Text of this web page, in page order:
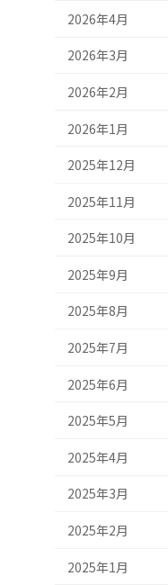
2026年4月
2026年3月
2026年2月
2026年1月
2025年12月
2025年11月
2025年10月
2025年9月
2025年8月
2025年7月
2025年6月
2025年5月
2025年4月
2025年3月
2025年2月
2025年1月